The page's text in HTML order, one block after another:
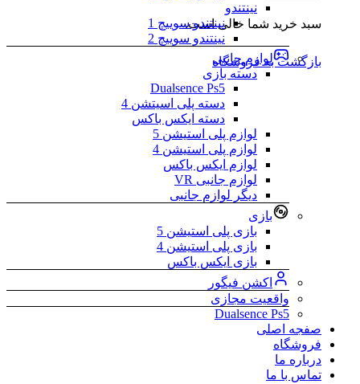
سبد خرید شما خالی است.
بازگشت به فروشگاه
نینتندو
نینتندو سوییچ 1
نینتندو سوییچ 2
لوازم جانبی
دسته بازی
Dualsence Ps5
دسته پلی اسیتشن 4
دسته ایکس باکس
لوازم پلی استیشن 5
لوازم پلی استیشن 4
لوازم ایکس باکس
لوازم جانبی VR
دیگر لوازم جانبی
بازی
بازی پلی استیشن 5
بازی پلی استیشن 4
بازی ایکس باکس
اکشن فیگور
واقعیت مجازی
Dualsence Ps5
صفجه اصلی
فروشگاه
درباره ما
تماس با ما